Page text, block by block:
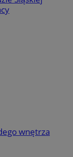
wnętrza